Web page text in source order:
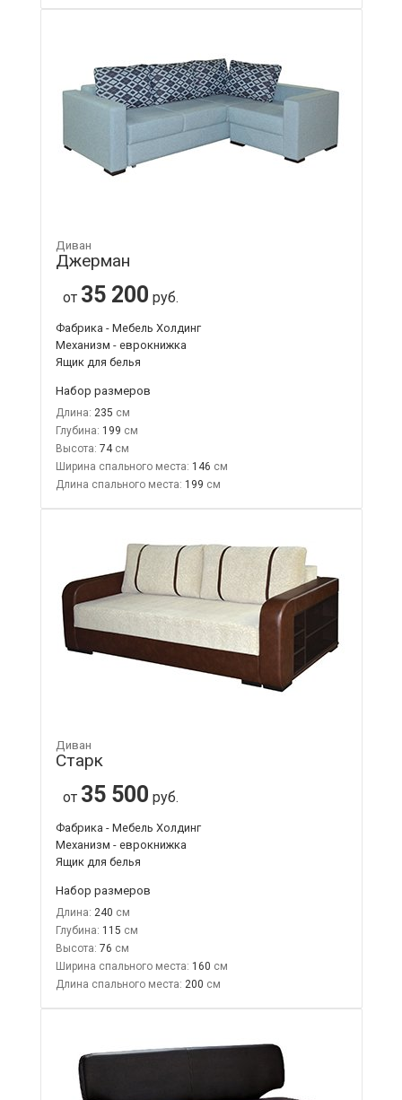
Диван
Джерман
от 35 200 руб.
Фабрика - Мебель Холдинг
Механизм - еврокнижка
Ящик для белья
Набор размеров
Длина: 235
Глубина: 199
Высота: 74
Ширина спального места: 146
Длина спального места: 199
Диван
Старк
от 35 500 руб.
Фабрика - Мебель Холдинг
Механизм - еврокнижка
Ящик для белья
Набор размеров
Длина: 240
Глубина: 115
Высота: 76
Ширина спального места: 160
Длина спального места: 200